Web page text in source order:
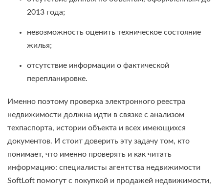
2013 года;
невозможность оценить техническое состояние
жилья;
отсутствие информации о фактической
перепланировке.
Именно поэтому проверка электронного реестра
недвижимости должна идти в связке с анализом
техпаспорта, истории объекта и всех имеющихся
документов. И стоит доверить эту задачу том, кто
понимает, что именно проверять и как читать
информацию: специалисты агентства недвижимости
SoftLoft помогут с покупкой и продажей недвижимости,